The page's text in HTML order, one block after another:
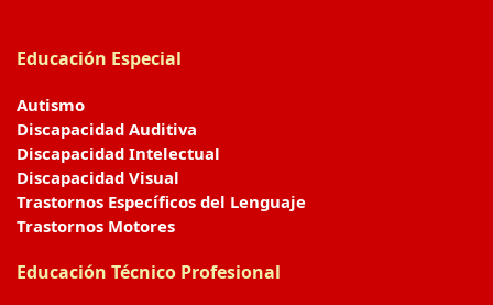
Educación Especial
Autismo
Discapacidad Auditiva
Discapacidad Intelectual
Discapacidad Visual
Trastornos Específicos del Lenguaje
Trastornos Motores
Educación Técnico Profesional